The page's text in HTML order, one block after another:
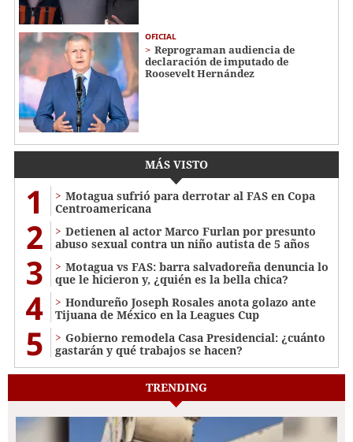
OFICIAL
Reprograman audiencia de
declaración de imputado de
Roosevelt Hernández
MÁS VISTO
1
Motagua sufrió para derrotar al FAS en Copa
Centroamericana
2
Detienen al actor Marco Furlan por presunto
abuso sexual contra un niño autista de 5 años
3
Motagua vs FAS: barra salvadoreña denuncia lo
que le hicieron y, ¿quién es la bella chica?
4
Hondureño Joseph Rosales anota golazo ante
Tijuana de México en la Leagues Cup
5
Gobierno remodela Casa Presidencial: ¿cuánto
gastarán y qué trabajos se hacen?
TRENDING